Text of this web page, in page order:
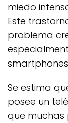
miedo
Este
problema
Se estima
posee un
que muchas